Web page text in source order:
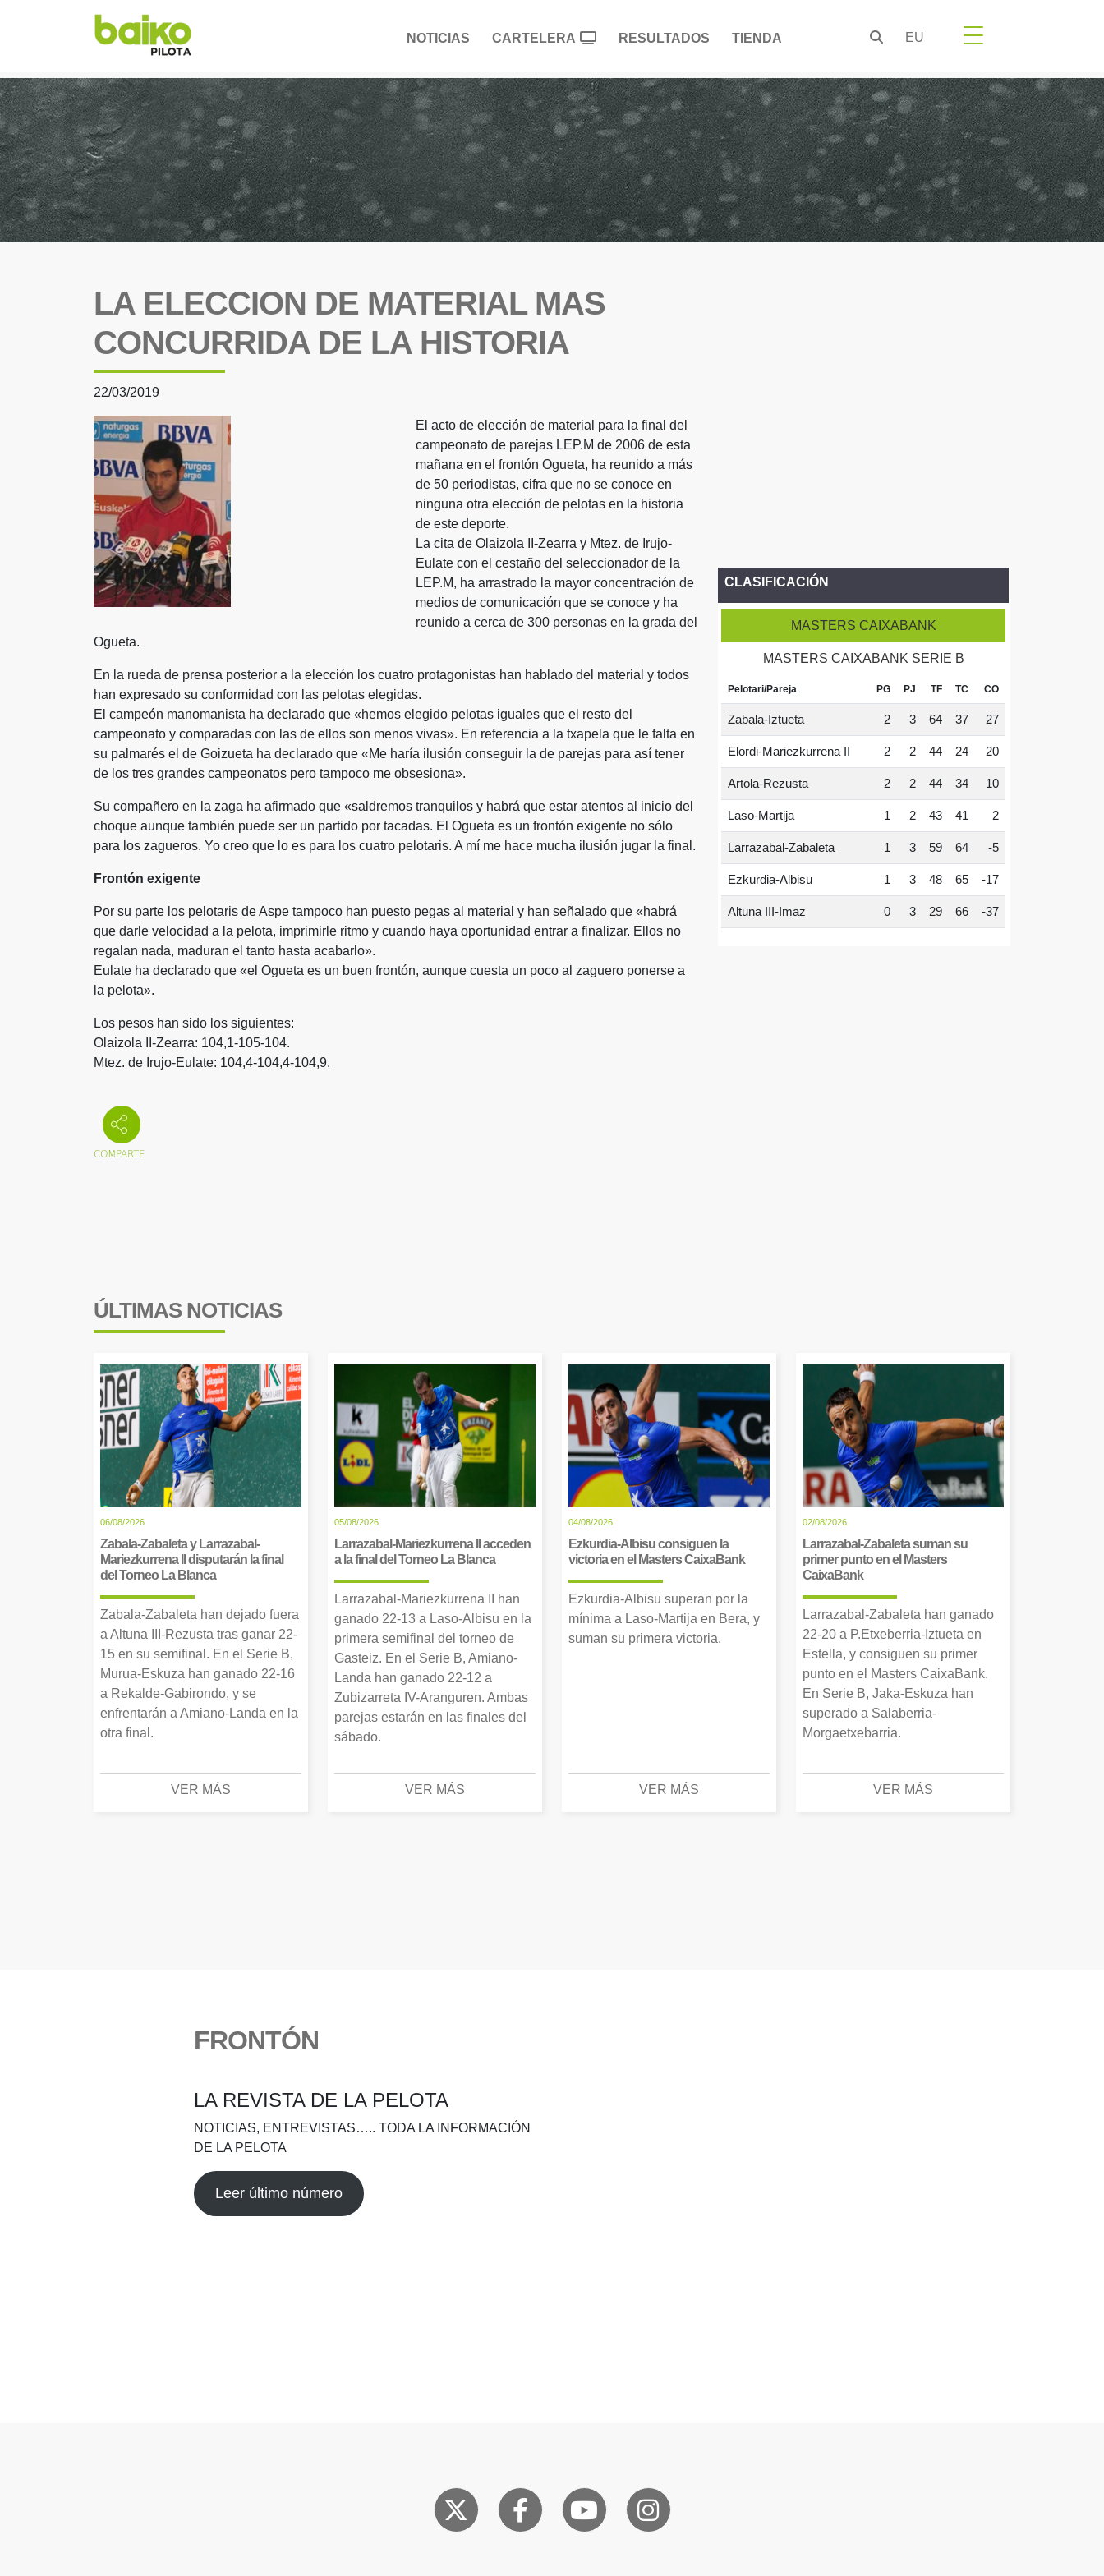
NOTICIAS CARTELERA RESULTADOS TIENDA EU
LA ELECCION DE MATERIAL MAS
CONCURRIDA DE LA HISTORIA
22/03/2019
El acto de elección de material para la final del
campeonato de parejas LEP.M de 2006 de esta
mañana en el frontón Ogueta, ha reunido a más
de 50 periodistas, cifra que no se conoce en
ninguna otra elección de pelotas en la historia
de este deporte.
La cita de Olaizola II-Zearra y Mtez. de Irujo-
Eulate con el cestaño del seleccionador de la
LEP.M, ha arrastrado la mayor concentración de
medios de comunicación que se conoce y ha
reunido a cerca de 300 personas en la grada del
Ogueta.
En la rueda de prensa posterior a la elección los cuatro protagonistas han hablado del material y todos
han expresado su conformidad con las pelotas elegidas.
El campeón manomanista ha declarado que «hemos elegido pelotas iguales que el resto del
campeonato y comparadas con las de ellos son menos vivas». En referencia a la txapela que le falta en
su palmarés el de Goizueta ha declarado que «Me haría ilusión conseguir la de parejas para así tener
de los tres grandes campeonatos pero tampoco me obsesiona».
Su compañero en la zaga ha afirmado que «saldremos tranquilos y habrá que estar atentos al inicio del
choque aunque también puede ser un partido por tacadas. El Ogueta es un frontón exigente no sólo
para los zagueros. Yo creo que lo es para los cuatro pelotaris. A mí me hace mucha ilusión jugar la final.
Frontón exigente
Por su parte los pelotaris de Aspe tampoco han puesto pegas al material y han señalado que «habrá
que darle velocidad a la pelota, imprimirle ritmo y cuando haya oportunidad entrar a finalizar. Ellos no
regalan nada, maduran el tanto hasta acabarlo».
Eulate ha declarado que «el Ogueta es un buen frontón, aunque cuesta un poco al zaguero ponerse a
la pelota».
Los pesos han sido los siguientes:
Olaizola II-Zearra: 104,1-105-104.
Mtez. de Irujo-Eulate: 104,4-104,4-104,9.
CLASIFICACIÓN
MASTERS CAIXABANK
MASTERS CAIXABANK SERIE B
Pelotari/Pareja PG PJ TF TC CO
Zabala-Iztueta 2 3 64 37 27
Elordi-Mariezkurrena II 2 2 44 24 20
Artola-Rezusta 2 2 44 34 10
Laso-Martija 1 2 43 41 2
Larrazabal-Zabaleta 1 3 59 64 -5
Ezkurdia-Albisu 1 3 48 65 -17
Altuna III-Imaz 0 3 29 66 -37
ÚLTIMAS NOTICIAS
06/08/2026
Zabala-Zabaleta y Larrazabal-
Mariezkurrena II disputarán la final
del Torneo La Blanca
Zabala-Zabaleta han dejado fuera
a Altuna III-Rezusta tras ganar 22-
15 en su semifinal. En el Serie B,
Murua-Eskuza han ganado 22-16
a Rekalde-Gabirondo, y se
enfrentarán a Amiano-Landa en la
otra final.
VER MÁS
05/08/2026
Larrazabal-Mariezkurrena II acceden
a la final del Torneo La Blanca
Larrazabal-Mariezkurrena II han
ganado 22-13 a Laso-Albisu en la
primera semifinal del torneo de
Gasteiz. En el Serie B, Amiano-
Landa han ganado 22-12 a
Zubizarreta IV-Aranguren. Ambas
parejas estarán en las finales del
sábado.
VER MÁS
04/08/2026
Ezkurdia-Albisu consiguen la
victoria en el Masters CaixaBank
Ezkurdia-Albisu superan por la
mínima a Laso-Martija en Bera, y
suman su primera victoria.
VER MÁS
02/08/2026
Larrazabal-Zabaleta suman su
primer punto en el Masters
CaixaBank
Larrazabal-Zabaleta han ganado
22-20 a P.Etxeberria-Iztueta en
Estella, y consiguen su primer
punto en el Masters CaixaBank.
En Serie B, Jaka-Eskuza han
superado a Salaberria-
Morgaetxebarria.
VER MÁS
FRONTÓN
LA REVISTA DE LA PELOTA
NOTICIAS, ENTREVISTAS….. TODA LA INFORMACIÓN
DE LA PELOTA
Leer último número